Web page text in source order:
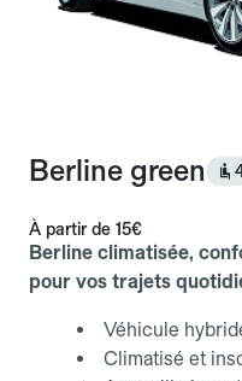
Berline green
À partir de 15€
Berline climatisée,
pour vos trajets
Véhicule
Climatisé et